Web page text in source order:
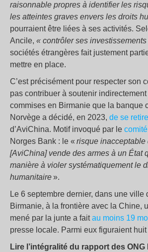
raisonnable propres à identifier les
les atteintes graves envers les droits
pourraient être liées à ses activités.
Ancile, « contrôler ses investissements
sociétés étrangères fait justement
mettre en place.
C’est précisément pour respecter son
pas contribuer à soutenir
commises en Birmanie que la banque
Norvège a décidé, en 2023, de se
d’AviChina. Motif invoqué par le
Norges Bank : le « risque inacceptable
[AviChina] vende des armes à un État
manière à violer systématiquement le
humanitaire».
Le 6 septembre dernier, dans une ville
Birmanie, à la frontière avec la Chine,
mené par la junte a faitau moins 19
presse locale. Parmi eux figuraient huit
Lire l’intégralité du rapport des